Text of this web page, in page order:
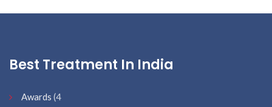
Best Treatment In India
Awards (4